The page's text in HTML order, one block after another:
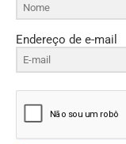
Endereço de e-mail